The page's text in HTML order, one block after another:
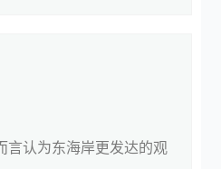
言认为东海岸更发达的观